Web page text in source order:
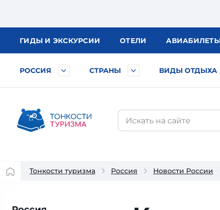
ГИДЫ И ЭКСКУРСИИ ОТЕЛИ АВИА
РОССИЯ СТРАНЫ ВИДЫ ОТДЫХА
Тонкости туризма Россия Новости России